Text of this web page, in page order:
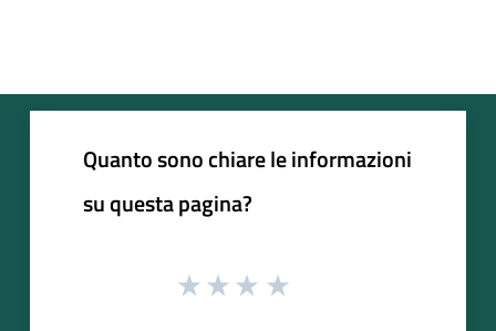
Quanto sono chiare le informazioni
su questa pagina?